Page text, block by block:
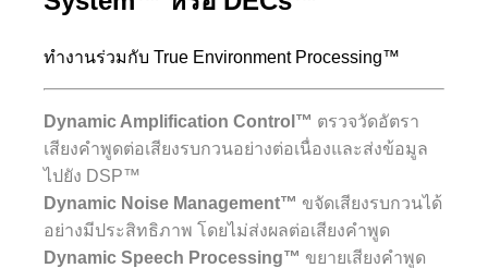
ทำงานร่วมกับ True Environment Processing™
Dynamic Amplification Control™ ตรวจวัดอัตรา
เสียงคำพูดต่อเสียงรบกวนอย่างต่อเนื่องและส่งข้อมูล
ไปยัง DSP™
Dynamic Noise Management™ ขจัดเสียงรบกวนได้
อย่างมีประสิทธิภาพ โดยไม่ส่งผลต่อเสียงคำพูด
Dynamic Speech Processing™ ขยายเสียงคำพูด